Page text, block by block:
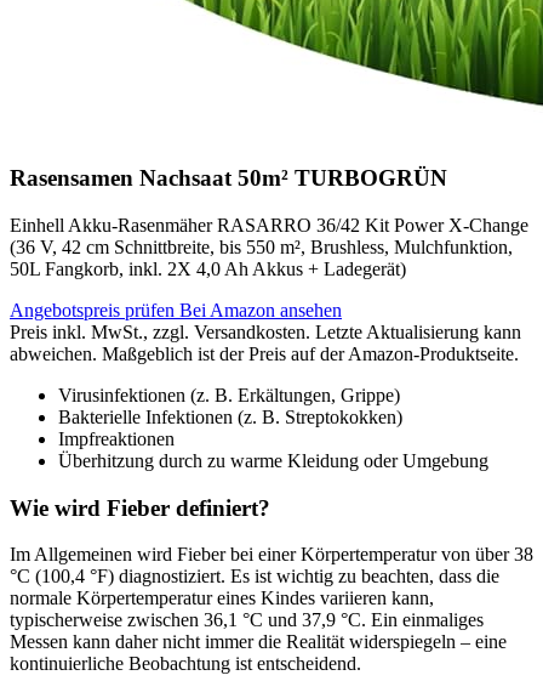
Rasensamen Nachsaat 50m² TURBOGRÜN
Einhell Akku-Rasenmäher RASARRO 36/42 Kit Power X-Change
(36 V, 42 cm Schnittbreite, bis 550 m², Brushless, Mulchfunktion,
50L Fangkorb, inkl. 2X 4,0 Ah Akkus + Ladegerät)
Angebotspreis prüfen Bei Amazon ansehen
Preis inkl. MwSt., zzgl. Versandkosten. Letzte Aktualisierung kann
abweichen. Maßgeblich ist der Preis auf der Amazon-Produktseite.
Virusinfektionen (z. B. Erkältungen, Grippe)
Bakterielle Infektionen (z. B. Streptokokken)
Impfreaktionen
Überhitzung durch zu warme Kleidung oder Umgebung
Wie wird Fieber definiert?
Im Allgemeinen wird Fieber bei einer Körpertemperatur von über 38
°C (100,4 °F) diagnostiziert. Es ist wichtig zu beachten, dass die
normale Körpertemperatur eines Kindes variieren kann,
typischerweise zwischen 36,1 °C und 37,9 °C. Ein einmaliges
Messen kann daher nicht immer die Realität widerspiegeln – eine
kontinuierliche Beobachtung ist entscheidend.